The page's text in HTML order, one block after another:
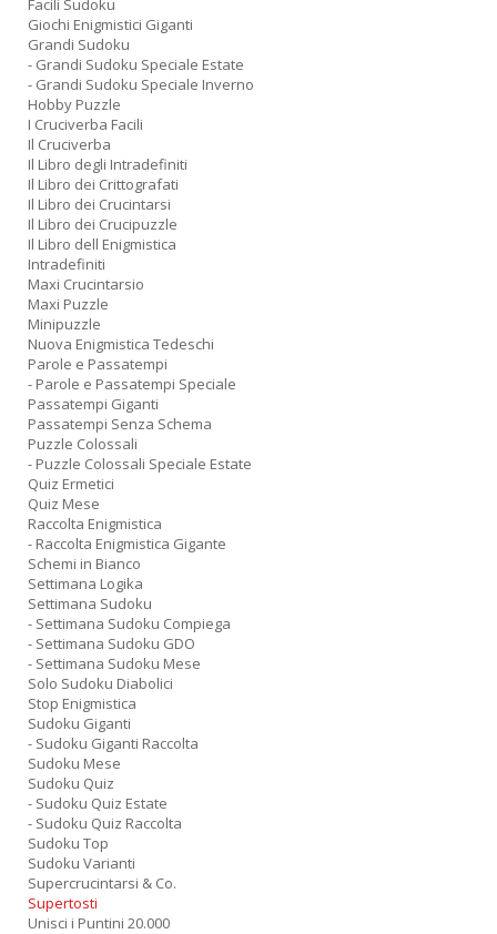
Facili Sudoku
Giochi Enigmistici Giganti
Grandi Sudoku
- Grandi Sudoku Speciale Estate
- Grandi Sudoku Speciale Inverno
Hobby Puzzle
I Cruciverba Facili
Il Cruciverba
Il Libro degli Intradefiniti
Il Libro dei Crittografati
Il Libro dei Crucintarsi
Il Libro dei Crucipuzzle
Il Libro dell Enigmistica
Intradefiniti
Maxi Crucintarsio
Maxi Puzzle
Minipuzzle
Nuova Enigmistica Tedeschi
Parole e Passatempi
- Parole e Passatempi Speciale
Passatempi Giganti
Passatempi Senza Schema
Puzzle Colossali
- Puzzle Colossali Speciale Estate
Quiz Ermetici
Quiz Mese
Raccolta Enigmistica
- Raccolta Enigmistica Gigante
Schemi in Bianco
Settimana Logika
Settimana Sudoku
- Settimana Sudoku Compiega
- Settimana Sudoku GDO
- Settimana Sudoku Mese
Solo Sudoku Diabolici
Stop Enigmistica
Sudoku Giganti
- Sudoku Giganti Raccolta
Sudoku Mese
Sudoku Quiz
- Sudoku Quiz Estate
- Sudoku Quiz Raccolta
Sudoku Top
Sudoku Varianti
Supercrucintarsi & Co.
Supertosti
Unisci i Puntini 20.000